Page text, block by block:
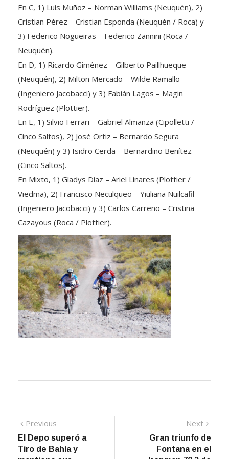
En C, 1) Luis Muñoz – Norman Williams (Neuquén), 2)
Cristian Pérez – Cristian Esponda (Neuquén / Roca) y
3) Federico Nogueiras – Federico Zannini (Roca /
Neuquén).
En D, 1) Ricardo Giménez – Gilberto Paillhueque
(Neuquén), 2) Milton Mercado – Wilde Ramallo
(Ingeniero Jacobacci) y 3) Fabián Lagos – Magin
Rodríguez (Plottier).
En E, 1) Silvio Ferrari – Gabriel Almanza (Cipolletti /
Cinco Saltos), 2) José Ortiz – Bernardo Segura
(Neuquén) y 3) Isidro Cerda – Bernardino Benítez
(Cinco Saltos).
En Mixto, 1) Gladys Díaz – Ariel Linares (Plottier /
Viedma), 2) Francisco Neculqueo – Yiuliana Nuilcafil
(Ingeniero Jacobacci) y 3) Carlos Carreño – Cristina
Cazayous (Roca / Plottier).
Navegación
de
Previous
post:
El Depo superó a
Tiro de Bahía y
Next
Gran triunfo de
Fontana en el